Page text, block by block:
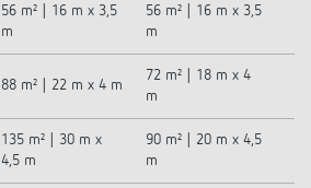
56 m² | 16 m x 3,5
m
56 m² | 16 m x 3,5
m
88 m² | 22 m x 4 m
72 m² | 18 m x 4
m
135 m² | 30 m x
4,5 m
90 m² | 20 m x 4,5
m